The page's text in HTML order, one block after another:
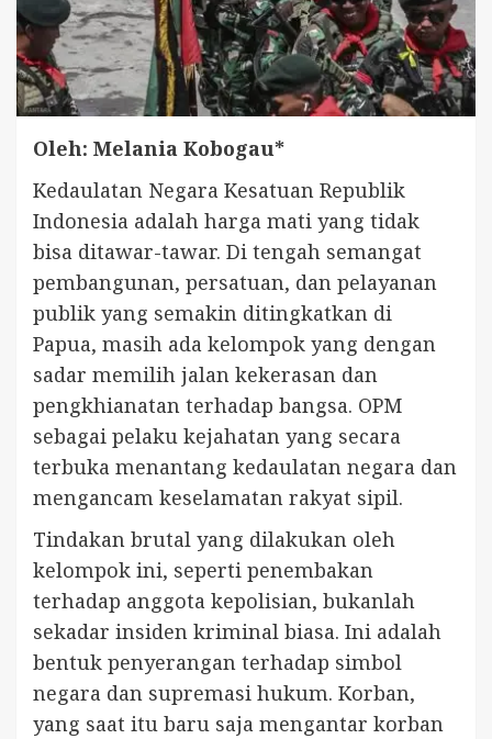
Oleh: Melania Kobogau*
Kedaulatan Negara Kesatuan Republik
Indonesia adalah harga mati yang tidak
bisa ditawar-tawar. Di tengah semangat
pembangunan, persatuan, dan pelayanan
publik yang semakin ditingkatkan di
Papua, masih ada kelompok yang dengan
sadar memilih jalan kekerasan dan
pengkhianatan terhadap bangsa. OPM
sebagai pelaku kejahatan yang secara
terbuka menantang kedaulatan negara dan
mengancam keselamatan rakyat sipil.
Tindakan brutal yang dilakukan oleh
kelompok ini, seperti penembakan
terhadap anggota kepolisian, bukanlah
sekadar insiden kriminal biasa. Ini adalah
bentuk penyerangan terhadap simbol
negara dan supremasi hukum. Korban,
yang saat itu baru saja mengantar korban